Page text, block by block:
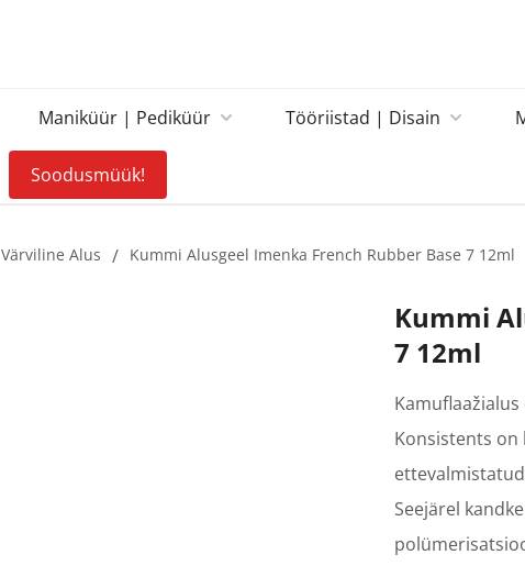
Maniküür | Pediküür Tööriistad | Disain
Soodusmüük!
Värviline Alus / Kummi Alusgeel Imenka French Rubber Base 7 12ml
Kummi
7 12ml
Konsistents on
Seejärel